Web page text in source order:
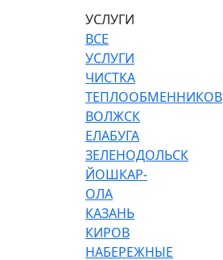
УСЛУГИ
ВСЕ
УСЛУГИ
ЧИСТКА
ТЕПЛООБМЕННИКОВ
ВОЛЖСК
ЕЛАБУГА
ЗЕЛЕНОДОЛЬСК
ЙОШКАР-
ОЛА
КАЗАНЬ
КИРОВ
НАБЕРЕЖНЫЕ